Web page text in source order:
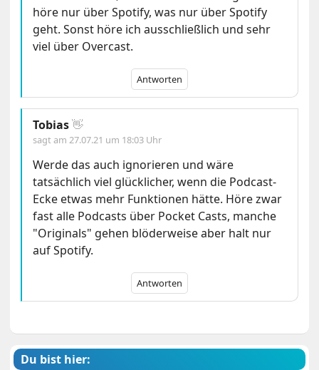
höre nur über Spotify, was nur über Spotify
geht. Sonst höre ich ausschließlich und sehr
viel über Overcast.
Antworten
Tobias👋
sagt am27.07.21 um 18:03 Uhr
Werde das auch ignorieren und wäre
tatsächlich viel glücklicher, wenn die Podcast-
Ecke etwas mehr Funktionen hätte. Höre zwar
fast alle Podcasts über Pocket Casts, manche
"Originals" gehen blöderweise aber halt nur
auf Spotify.
Antworten
Du bist hier: